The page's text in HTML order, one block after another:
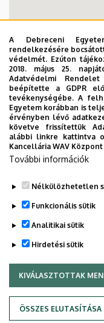
A Debreceni
rendelkezésére
védelmét. Ezúton
2018. május 25.
Adatvédelmi
beépítette a GDPR
tevékenységébe. A
Egyetem korábban is
érvényben lévő
követve frissítettük
alábbi linkre kattintva
Kancellária WAV Központ
További információk
Nélkülözhetetlen
Funkcionális sütik
Analitikai sütik
Hirdetési sütik
KIVÁLASZTOTTAK
ÖSSZES ELUTASÍTÁSA
WITHDRAW CONSENT